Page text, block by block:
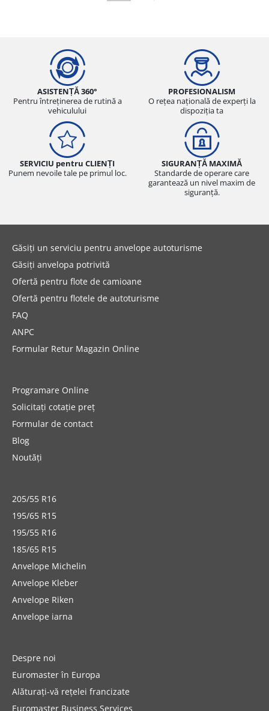
ASISTENȚĂ 360°
Pentru întreținerea de rutină a
vehiculului
PROFESIONALISM
O rețea națională de experți la
dispoziția ta
SERVICIU pentru CLIENȚI
Punem nevoile tale pe primul loc.
SIGURANȚĂ MAXIMĂ
Standarde de operare care
garantează un nivel maxim de
siguranță.
Găsiți un serviciu pentru anvelope autoturisme
Găsiți anvelopa potrivită
Ofertă pentru flote de camioane
Ofertă pentru flotele de autoturisme
FAQ
ANPC
Formular Retur Magazin Online
Programare Online
Solicitați cotație preț
Formular de contact
Blog
Noutăți
205/55 R16
195/65 R15
195/55 R16
185/65 R15
Anvelope Michelin
Anvelope Kleber
Anvelope Riken
Anvelope iarna
Despre noi
Euromaster în Europa
Alăturați-vă rețelei francizate
Euromaster Business Services